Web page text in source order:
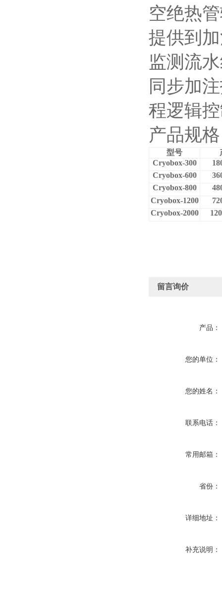
空绝热
提供到
监测流
同步加
程逻辑
产品规
型号
Cryobox-300
Cryobox-600
Cryobox-800
Cryobox-1200
Cryobox-2000
留言询价
产品：
您的单位：
您的姓名：
联系电话：
常用邮箱：
省份：
详细地址：
补充说明：